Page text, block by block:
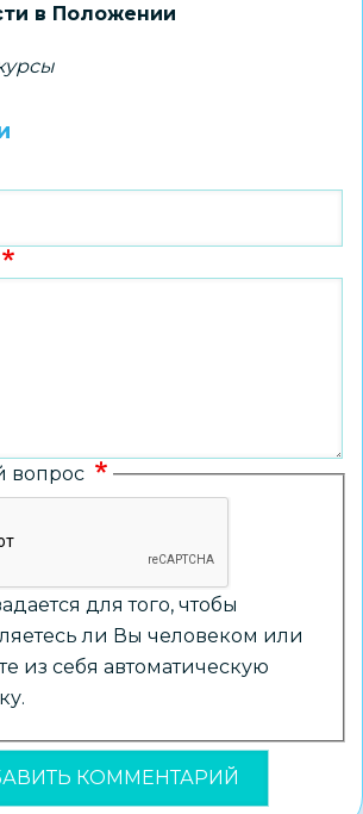
в Положении
вопрос
для того, чтобы
ли Вы человеком или
из себя автоматическую